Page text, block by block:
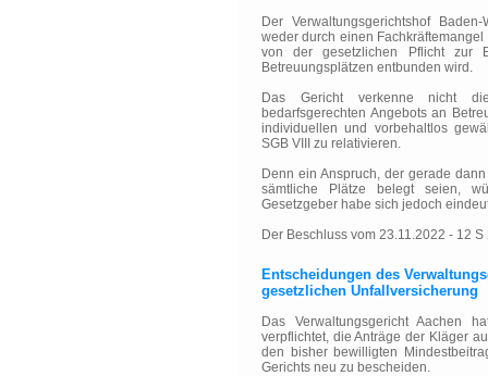
Der Verwaltungsgerichtshof
weder durch einen
von der gesetzlichen Pflicht zur
Betreuungsplätzen entbunden wird.
Das Gericht verkenne nicht
bedarfsgerechten Angebots an
individuellen und vorbehaltlos
SGB VIII zu relativieren.
Denn ein Anspruch, der gerade
sämtliche Plätze belegt seien,
Gesetzgeber habe sich jedoch
Der Beschluss vom 23.11.2022 - 12
Entscheidungen des
gesetzlichen Unfallversicherung
Das Verwaltungsgericht Aachen
verpflichtet, die Anträge der Kläger
den bisher bewilligten
Gerichts neu zu bescheiden.